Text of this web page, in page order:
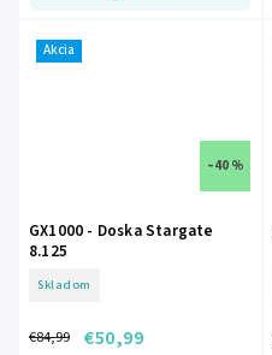
Akcia
–40 %
GX1000 - Doska Stargate
8.125
Skladom
€84,99 €50,99